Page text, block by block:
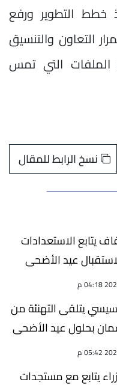
خطط التطوير ورفع
التعاون والتنسيق
الملفات التي تمس
نسخ الرابط للمقال
يتابع الاستعدادات
لاستقبال عيد الأضحى
يتلقى التهنئة من
بحلول عيد الأضحى
يتابع مع مستجدات